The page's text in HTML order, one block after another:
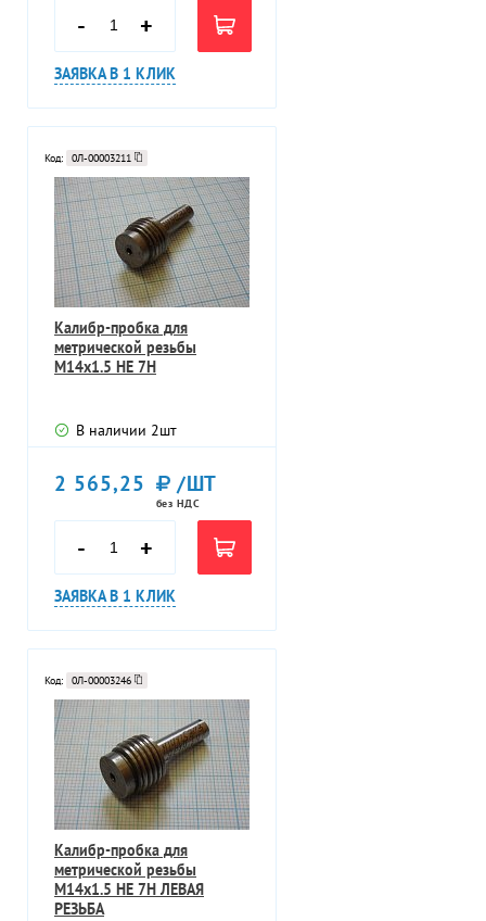
- +
ЗАЯВКА В 1 КЛИК
Код: 0Л-00003211
Калибр-пробка для
метрической резьбы
М14х1.5 НЕ 7Н
В наличии 2шт
2 565,25 /ШТ
без НДС
- +
ЗАЯВКА В 1 КЛИК
Код: 0Л-00003246
Калибр-пробка для
метрической резьбы
М14х1.5 НЕ 7Н ЛЕВАЯ
РЕЗЬБА